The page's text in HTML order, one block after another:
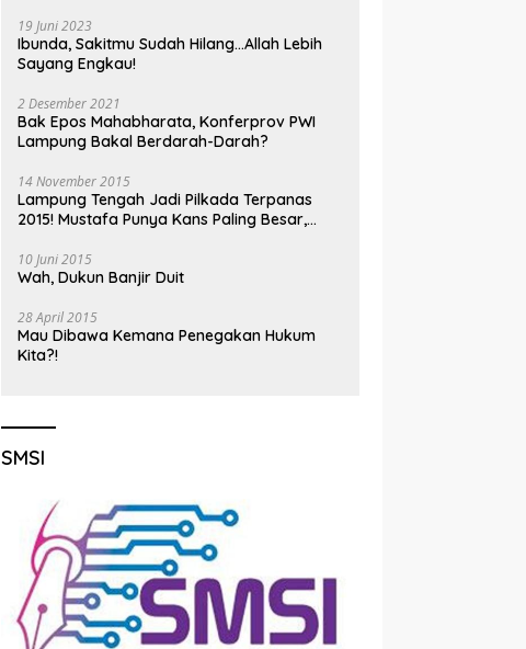
19 Juni 2023
Ibunda, Sakitmu Sudah Hilang…Allah Lebih
Sayang Engkau!
2 Desember 2021
Bak Epos Mahabharata, Konferprov PWI
Lampung Bakal Berdarah-Darah?
14 November 2015
Lampung Tengah Jadi Pilkada Terpanas
2015! Mustafa Punya Kans Paling Besar,
10 Juni 2015
Wah, Dukun Banjir Duit
28 April 2015
Mau Dibawa Kemana Penegakan Hukum
Kita?!
SMSI